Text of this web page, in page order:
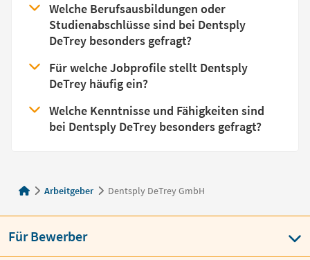
Welche Berufsausbildungen oder
Studienabschlüsse sind bei Dentsply
DeTrey besonders gefragt?
Für welche Jobprofile stellt Dentsply
DeTrey häufig ein?
Welche Kenntnisse und Fähigkeiten sind
bei Dentsply DeTrey besonders gefragt?
Arbeitgeber Dentsply DeTrey GmbH
Für Bewerber